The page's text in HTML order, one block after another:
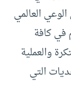
العالمي
في كافة
والعملية
التي